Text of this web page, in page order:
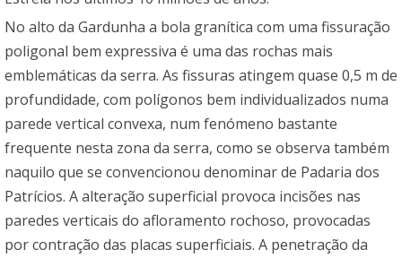
No alto da Gardunha a bola granítica com uma fissuração
poligonal bem expressiva é uma das rochas mais
emblemáticas da serra. As fissuras atingem quase 0,5 m de
profundidade, com polígonos bem individualizados numa
parede vertical convexa, num fenómeno bastante
frequente nesta zona da serra, como se observa também
naquilo que se convencionou denominar de Padaria dos
Patrícios. A alteração superficial provoca incisões nas
paredes verticais do afloramento rochoso, provocadas
por contração das placas superficiais. A penetração da